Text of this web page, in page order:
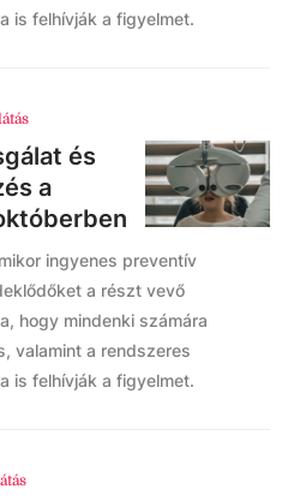
is felhívják a figyelmet.
és
a
ingyenes preventív
a részt vevő
hogy mindenki számára
valamint a rendszeres
is felhívják a figyelmet.